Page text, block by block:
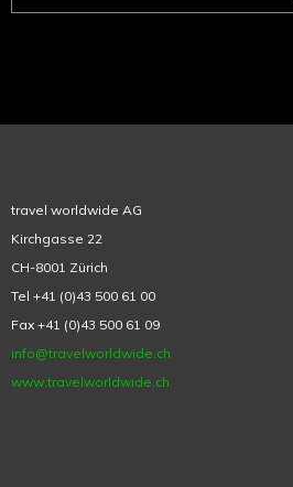
travel worldwide AG
Kirchgasse 22
CH-8001 Zürich
Tel +41 (0)43 500 61 00
Fax +41 (0)43 500 61 09
info@travelworldwide.ch
www.travelworldwide.ch